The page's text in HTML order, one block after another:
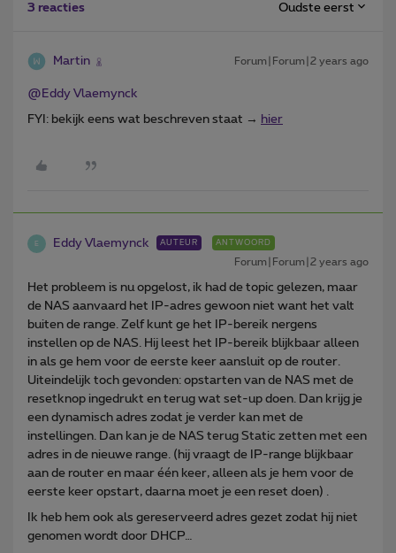
3 reacties Oudste eerst
Martin Forum|Forum|2 years ago
@Eddy Vlaemynck
FYI: bekijk eens wat beschreven staat → hier
E Eddy Vlaemynck AUTEUR ANTWOORD
Forum|Forum|2 years ago
Het probleem is nu opgelost, ik had de topic gelezen, maar
de NAS aanvaard het IP-adres gewoon niet want het valt
buiten de range. Zelf kunt ge het IP-bereik nergens
instellen op de NAS. Hij leest het IP-bereik blijkbaar alleen
in als ge hem voor de eerste keer aansluit op de router.
Uiteindelijk toch gevonden: opstarten van de NAS met de
resetknop ingedrukt en terug wat set-up doen. Dan krijg je
een dynamisch adres zodat je verder kan met de
instellingen. Dan kan je de NAS terug Static zetten met een
adres in de nieuwe range. (hij vraagt de IP-range blijkbaar
aan de router en maar één keer, alleen als je hem voor de
eerste keer opstart, daarna moet je een reset doen) .
Ik heb hem ook als gereserveerd adres gezet zodat hij niet
genomen wordt door DHCP…